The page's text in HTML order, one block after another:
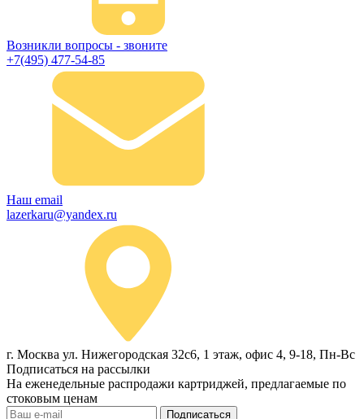
Возникли вопросы - звоните
+7(495) 477-54-85
Наш email
lazerkaru@yandex.ru
г. Москва ул. Нижегородская 32с6, 1 этаж, офис 4, 9-18, Пн-Вс
Подписаться на рассылки
На еженедельные распродажи картриджей, предлагаемые по
стоковым ценам
Подписаться